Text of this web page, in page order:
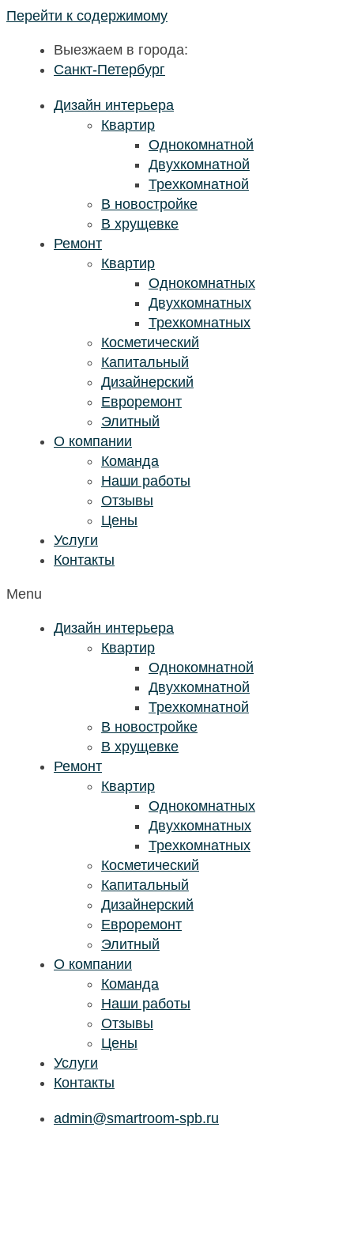
Перейти к содержимому
Выезжаем в города:
Санкт-Петербург
Дизайн интерьера
Квартир
Однокомнатной
Двухкомнатной
Трехкомнатной
В новостройке
В хрущевке
Ремонт
Квартир
Однокомнатных
Двухкомнатных
Трехкомнатных
Косметический
Капитальный
Дизайнерский
Евроремонт
Элитный
О компании
Команда
Наши работы
Отзывы
Цены
Услуги
Контакты
Menu
Дизайн интерьера
Квартир
Однокомнатной
Двухкомнатной
Трехкомнатной
В новостройке
В хрущевке
Ремонт
Квартир
Однокомнатных
Двухкомнатных
Трехкомнатных
Косметический
Капитальный
Дизайнерский
Евроремонт
Элитный
О компании
Команда
Наши работы
Отзывы
Цены
Услуги
Контакты
admin@smartroom-spb.ru